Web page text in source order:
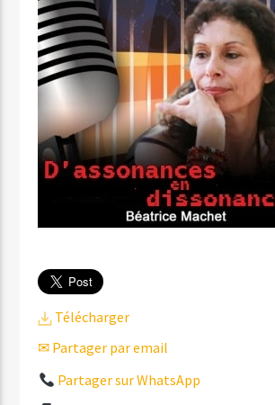
Télécharger
✉ Partager par email
Partager sur WhatsApp